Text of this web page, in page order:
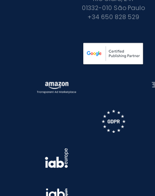
01332-010 São Paulo
+34 650 828 529